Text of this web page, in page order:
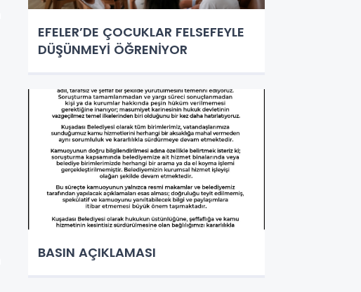
EFELER’DE ÇOCUKLAR FELSEFEYLE
DÜŞÜNMEYİ ÖĞRENİYOR
BASIN AÇIKLAMASI